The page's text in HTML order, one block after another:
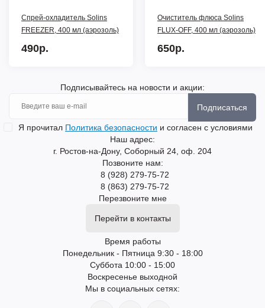
Спрей-охладитель Solins
FREEZER, 400 мл (аэрозоль)
490р.
Очиститель флюса Solins
FLUX-OFF, 400 мл (аэрозоль)
650р.
Подписывайтесь на новости и акции:
Подписаться
Я прочитал Политика безопасности и согласен с условиями
Наш адрес:
г. Ростов-на-Дону, Соборный 24, оф. 204
Позвоните нам:
8 (928) 279-75-72
8 (863) 279-75-72
Перезвоните мне
Перейти в контакты
Время работы
Понедельник - Пятница 9:30 - 18:00
Суббота 10:00 - 15:00
Воскресенье выходной
Мы в социальных сетях: